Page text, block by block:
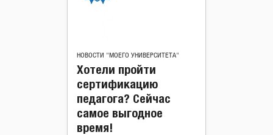
НОВОСТИ "МОЕГО УНИВЕРСИТЕТА"
Хотели пройти
сертификацию
педагога? Сейчас
самое выгодное
время!